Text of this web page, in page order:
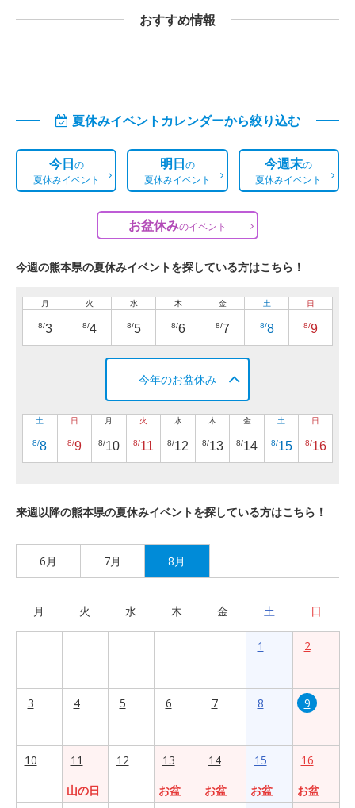
おすすめ情報
夏休みイベントカレンダーから絞り込む
今日の
夏休みイベント
明日の
夏休みイベント
今週末の
夏休みイベント
お盆休みのイベント
今週の熊本県の夏休みイベントを探している方はこちら！
月
8/3
火
8/4
水
8/5
木
8/6
金
8/7
土
8/8
日
8/9
今年のお盆休み
土
8/8
日
8/9
月
8/10
火
8/11
水
8/12
木
8/13
金
8/14
土
8/15
日
8/16
来週以降の熊本県の夏休みイベントを探している方はこちら！
6月 7月 8月
月 火 水 木 金 土 日
1 2
3 4 5 6 7 8 9
10
11
山の日
12
13
お盆
14
お盆
15
お盆
16
お盆